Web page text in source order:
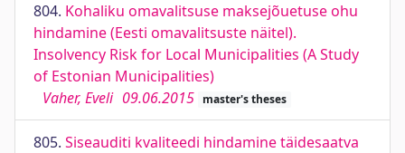
804. Kohaliku omavalitsuse maksejõuetuse ohu
hindamine (Eesti omavalitsuste näitel).
Insolvency Risk for Local Municipalities (A Study
of Estonian Municipalities)
Vaher, Eveli 09.06.2015 master's theses
805. Siseauditi kvaliteedi hindamine täidesaatva